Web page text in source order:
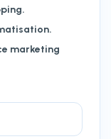
marketing